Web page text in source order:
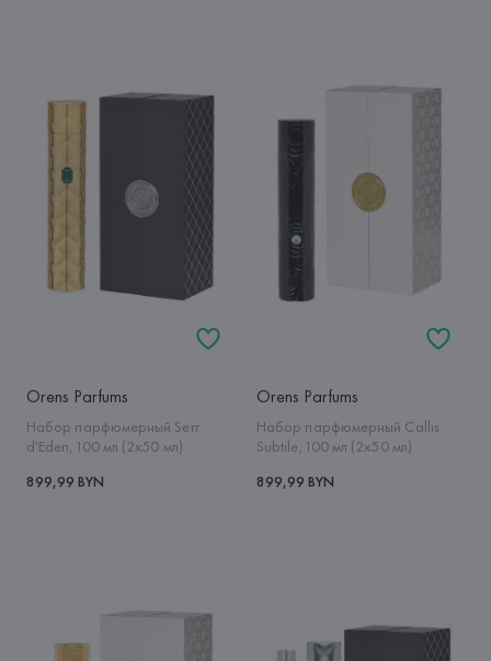
Orens Parfums
Набор парфюмерный Serr
d'Eden,100 мл (2x50 мл)
899,99 BYN
Orens Parfums
Набор парфюмерный Callis
Subtile,100 мл (2x50 мл)
899,99 BYN